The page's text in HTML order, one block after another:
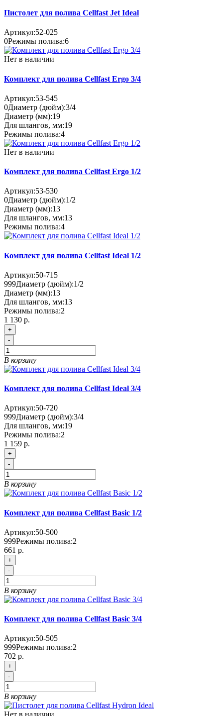
Пистолет для полива Cellfast Jet Ideal
Артикул:52-025
0Режимы полива:6
Нет в наличии
Комплект для полива Cellfast Ergo 3/4
Артикул:53-545
0Диаметр (дюйм):3/4
Диаметр (мм):19
Для шлангов, мм:19
Режимы полива:4
Нет в наличии
Комплект для полива Cellfast Ergo 1/2
Артикул:53-530
0Диаметр (дюйм):1/2
Диаметр (мм):13
Для шлангов, мм:13
Режимы полива:4
Комплект для полива Cellfast Ideal 1/2
Артикул:50-715
999Диаметр (дюйм):1/2
Диаметр (мм):13
Для шлангов, мм:13
Режимы полива:2
1 130 р.
+
-
В корзину
Комплект для полива Cellfast Ideal 3/4
Артикул:50-720
999Диаметр (дюйм):3/4
Для шлангов, мм:19
Режимы полива:2
1 159 р.
+
-
В корзину
Комплект для полива Cellfast Basic 1/2
Артикул:50-500
999Режимы полива:2
661 р.
+
-
В корзину
Комплект для полива Cellfast Basic 3/4
Артикул:50-505
999Режимы полива:2
702 р.
+
-
В корзину